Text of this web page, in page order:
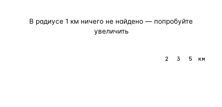
В радиусе 1 км ничего не найдено — попробуйте
увеличить
2 3 5 км